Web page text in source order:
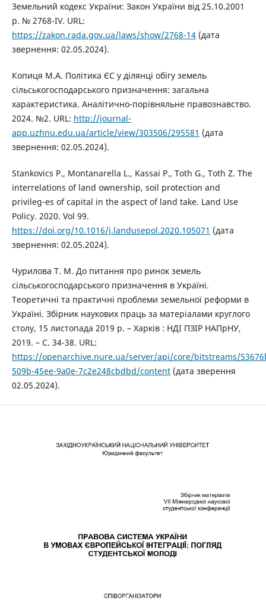
Земельний кодекс України: Закон України від 25.10.2001
р. № 2768-ІV. URL:
https://zakon.rada.gov.ua/laws/show/2768-14(дата
звернення: 02.05.2024).
Копиця М.А. Політика ЄС у ділянці обігу земель
сільськогосподарського призначення: загальна
характеристика. Аналітично-порівняльне правознавство.
2024. №2. URL: http://journal-
app.uzhnu.edu.ua/article/view/303506/295581 (дата
звернення: 02.05.2024).
Stankovics P., Montanarella L., Kassai P., Toth G., Toth Z. The
interrelations of land ownership, soil protection and
privileg-es of capital in the aspect of land take. Land Use
Policy. 2020. Vol 99.
https://doi.org/10.1016/j.landusepol.2020.105071 (дата
звернення: 02.05.2024).
Чурилова Т. М. До питання про ринок земель
сільськогосподарського призначення в Україні.
Теоретичні та практичні проблеми земельної реформи в
Україні. Збірник наукових праць за матеріалами круглого
столу, 15 листопада 2019 р. – Харків : НДІ ПЗІР НАПрНУ,
2019. – С. 34-38. URL:
https://openarchive.nure.ua/server/api/core/bitstreams/
509b-45ee-9a0e-7c2e248cbdbd/content(дата зверення
02.05.2024).